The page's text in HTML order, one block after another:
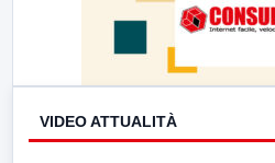
VIDEO ATTUALITÀ